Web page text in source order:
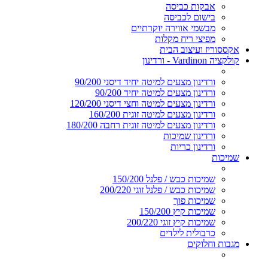
אבקות כביסה
בישום לכביסה
מבשמי אווירה יוקרתיים
מפיצי ריח מקלות
אקססוריז ועיצוב הבית
קולקציה Vardinon - ורדינון
ורדינון מצעים למיטה יחיד דיסני 90/200
ורדינון מצעים למיטה יחיד 90/200
ורדינון מצעים למיטה וחצי דיסני 120/200
ורדינון מצעים למיטה זוגית 160/200
ורדינון מצעים למיטה זוגית רחבה 180/200
ורדינון שמיכות
ורדינון כריות
שמיכות
שמיכות כבש / פלנל 150/200
שמיכות כבש / פלנל זוגי 200/220
שמיכות פוך
שמיכות קיץ 150/200
שמיכות קיץ זוגי 200/220
כרבולית לילדים
מגבות וחלוקים